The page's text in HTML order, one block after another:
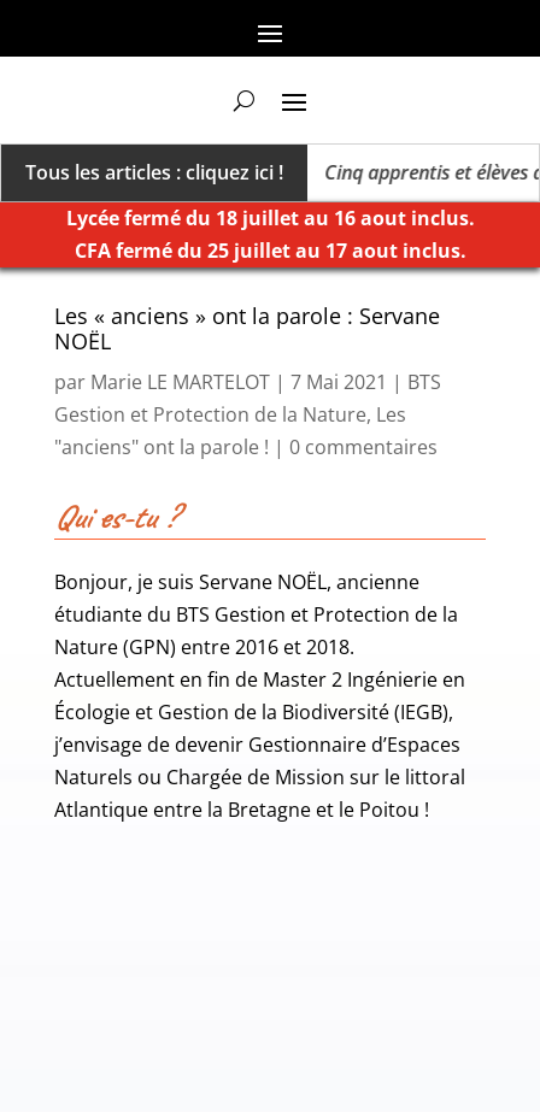
Tous les articles : cliquez ici !
un millésime des extrêmes »
Cinq apprentis et élèves de
Lycée fermé du 18 juillet au 16 aout inclus.
CFA fermé du 25 juillet au 17 aout inclus.
Les « anciens » ont la parole : Servane
NOËL
par Marie LE MARTELOT| 7 Mai 2021 | BTS
Gestion et Protection de la Nature, Les
"anciens" ont la parole ! | 0 commentaires
Qui es-tu ?
Bonjour, je suis Servane NOËL, ancienne
étudiante du BTS Gestion et Protection de la
Nature (GPN) entre 2016 et 2018.
Actuellement en fin de Master 2 Ingénierie en
Écologie et Gestion de la Biodiversité (IEGB),
j’envisage de devenir Gestionnaire d’Espaces
Naturels ou Chargée de Mission sur le littoral
Atlantique entre la Bretagne et le Poitou !